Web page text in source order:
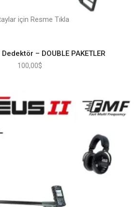
için Resme Tıkla
– DOUBLE PAKETLER
100,00$